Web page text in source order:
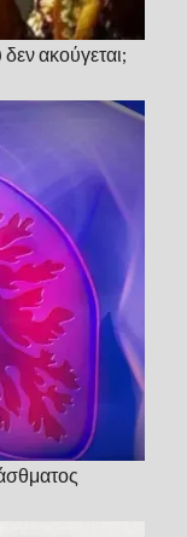
ακούγεται;